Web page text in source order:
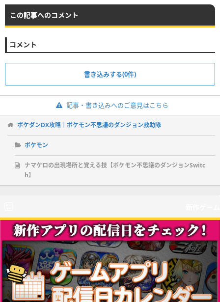
この記事へのコメント
コメント
書き込みする(0件)
記事・書き込みへのご意見はこちら
ポケダンDX攻略｜ポケモン不思議のダンジョン救助隊
ポケモン
ナマケロの出現場所と覚える技【ポケモン不思議のダンジョンSwitc
h】